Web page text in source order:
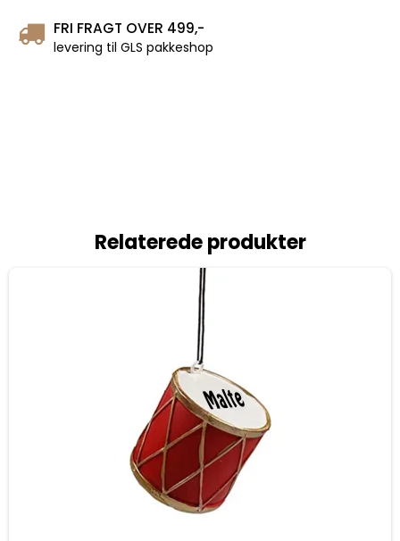
FRI FRAGT OVER 499,-
levering til GLS pakkeshop
Relaterede produkter